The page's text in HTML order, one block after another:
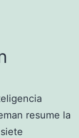
resume la